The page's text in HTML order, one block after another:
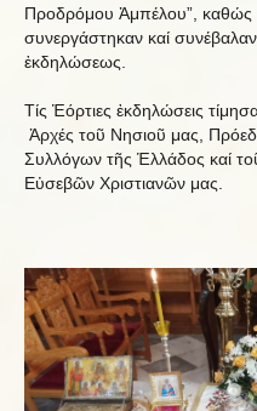
Προδρόμου Ἀμπέλου”, καθώς
συνεργάστηκαν καί συνέβαλαν
ἐκδηλώσεως.
Τίς Ἑόρτιες ἐκδηλώσεις
Ἀρχές τοῦ Νησιοῦ μας,
Συλλόγων τῆς Ἑλλάδος καί
Εὐσεβῶν Χριστιανῶν μας.